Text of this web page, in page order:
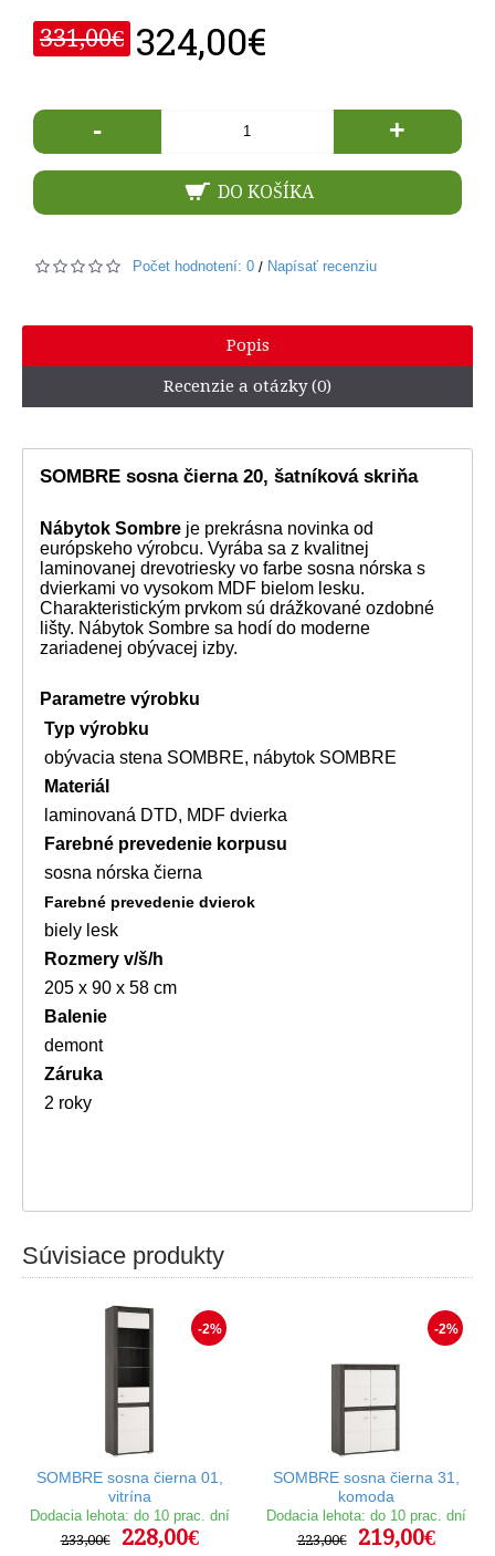
331,00€ 324,00€
- +
DO KOŠÍKA
Počet hodnotení: 0 / Napísať recenziu
Popis
Recenzie a otázky (0)
SOMBRE sosna čierna 20, šatníková skriňa
Nábytok Sombre je prekrásna novinka od
európskeho výrobcu. Vyrába sa z kvalitnej
laminovanej drevotriesky vo farbe sosna nórska s
dvierkami vo vysokom MDF bielom lesku.
Charakteristickým prvkom sú drážkované ozdobné
lišty. Nábytok Sombre sa hodí do moderne
zariadenej obývacej izby.
Parametre výrobku
Typ výrobku
obývacia stena SOMBRE, nábytok SOMBRE
Materiál
laminovaná DTD, MDF dvierka
Farebné prevedenie korpusu
sosna nórska čierna
Farebné prevedenie dvierok
biely lesk
Rozmery v/š/h
205 x 90 x 58 cm
Balenie
demont
Záruka
2 roky
Súvisiace produkty
-2%
SOMBRE sosna čierna 01,
vitrína
Dodacia lehota: do 10 prac. dní
233,00€
228,00€
-2%
SOMBRE sosna čierna 31,
komoda
Dodacia lehota: do 10 prac. dní
223,00€
219,00€